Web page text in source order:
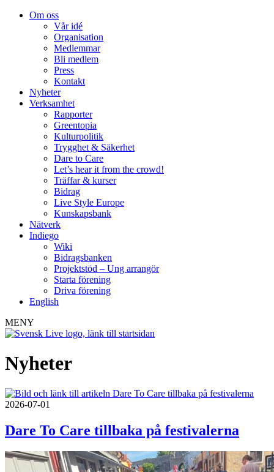
Om oss
Vår idé
Organisation
Medlemmar
Bli medlem
Press
Kontakt
Nyheter
Verksamhet
Rapporter
Greentopia
Kulturpolitik
Trygghet & Säkerhet
Dare to Care
Let’s hear it from the crowd!
Träffar & kurser
Bidrag
Live Style Europe
Kunskapsbank
Nätverk
Indiego
Wiki
Bidragsbanken
Projektstöd – Ung arrangör
Starta förening
Driva förening
English
MENY
Nyheter
2026-07-01
Dare To Care tillbaka på festivalerna